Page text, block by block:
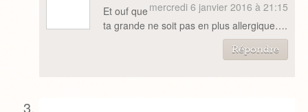
mercredi 6 janvier 2016 à 21:15
Et ouf que
ta grande ne soit pas en plus allergique….
Répondre